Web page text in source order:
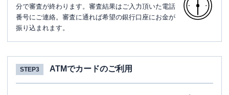
分で審査が終わります。審査結果はご入力頂いた電話
番号にご連絡。審査に通れば希望の銀行口座にお金が
振り込まれます。
STEP3 ATMでカードのご利用